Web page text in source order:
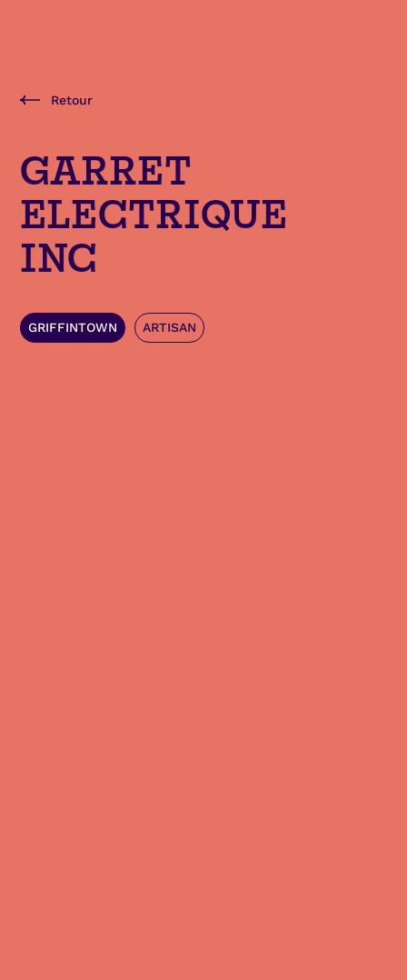
Retour
GARRET
ELECTRIQUE
INC
GRIFFINTOWN ARTISAN